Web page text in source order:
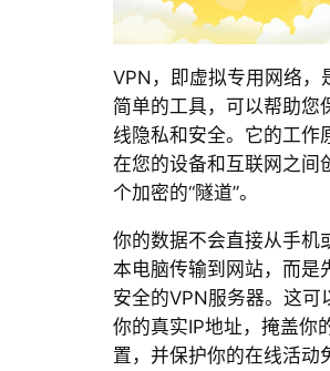
VPN，即虚拟专用网络，
简单的工具，可以帮助您
线隐私和安全。它的工作
在您的设备和互联网之间
个加密的“隧道”。
你的数据不会直接从手机
本电脑传输到网站，而是
安全的VPN服务器。这可
你的真实IP地址，掩盖你
置，并保护你的在线活动